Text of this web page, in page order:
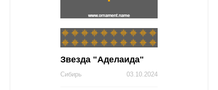
Звезда "Аделаида"
03.10.2024
Сибирь